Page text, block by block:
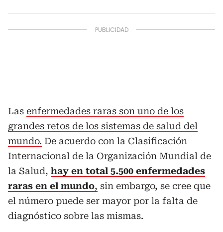
Las enfermedades raras son uno de los
grandes retos de los sistemas de salud del
mundo. De acuerdo con la Clasificación
Internacional de la Organización Mundial de
la Salud, hay en total 5.500 enfermedades
raras en el mundo, sin embargo, se cree que
el número puede ser mayor por la falta de
diagnóstico sobre las mismas.